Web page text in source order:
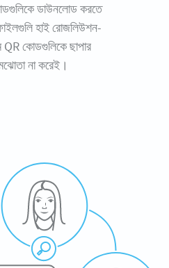
ডাউনলোড করতে
হাই রোজলিউশন-
কোডগুলিকে ছাপার
না করেই।